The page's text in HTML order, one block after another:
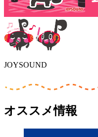
JOYSOUND
オススメ情報